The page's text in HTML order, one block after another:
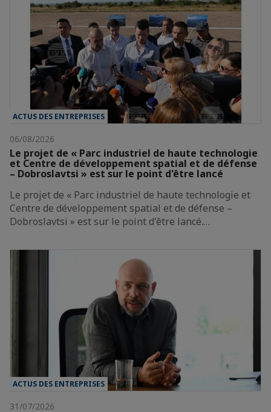
ACTUS DES ENTREPRISES
06/08/2026
Le projet de « Parc industriel de haute technologie
et Centre de développement spatial et de défense
– Dobroslavtsi » est sur le point d'être lancé
Le projet de « Parc industriel de haute technologie et
Centre de développement spatial et de défense –
Dobroslavtsi » est sur le point d'être lancé.…
ACTUS DES ENTREPRISES
31/07/2026